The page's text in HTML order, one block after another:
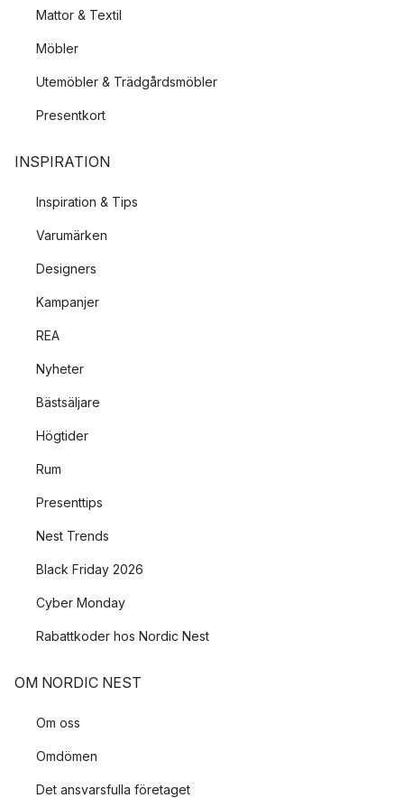
Mattor & Textil
Möbler
Utemöbler & Trädgårdsmöbler
Presentkort
INSPIRATION
Inspiration & Tips
Varumärken
Designers
Kampanjer
REA
Nyheter
Bästsäljare
Högtider
Rum
Presenttips
Nest Trends
Black Friday 2026
Cyber Monday
Rabattkoder hos Nordic Nest
OM NORDIC NEST
Om oss
Omdömen
Det ansvarsfulla företaget